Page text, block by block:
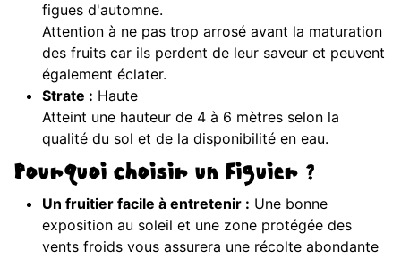
figues d'automne.
Attention à ne pas trop arrosé avant la maturation
des fruits car ils perdent de leur saveur et peuvent
également éclater.
Strate : Haute
Atteint une hauteur de 4 à 6 mètres selon la
qualité du sol et de la disponibilité en eau.
Pourquoi choisir un Figuier ?
Un fruitier facile à entretenir : Une bonne
exposition au soleil et une zone protégée des
vents froids vous assurera une récolte abondante